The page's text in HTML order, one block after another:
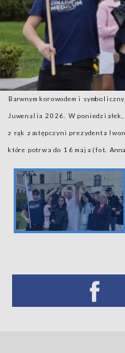
Barwnym korowodem i
Juwenalia 2026. W
z rąk zastępczyni prezydenta
które potrwa do 16 maja (fot.